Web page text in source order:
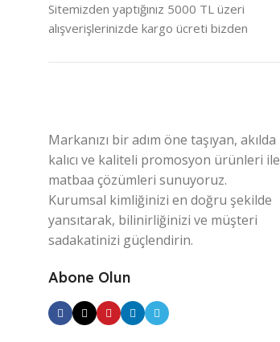
Sitemizden yaptığınız 5000 TL üzeri
alışverişlerinizde kargo ücreti bizden
Markanızı bir adım öne taşıyan, akılda
kalıcı ve kaliteli promosyon ürünleri ile
matbaa çözümleri sunuyoruz.
Kurumsal kimliğinizi en doğru şekilde
yansıtarak, bilinirliğinizi ve müşteri
sadakatinizi güçlendirin.
Abone Olun